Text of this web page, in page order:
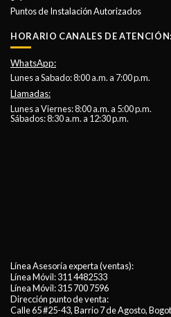
Puntos de Instalación Autorizados
HORARIO CANALES DE ATENCIÓN:
WhatsApp:
Lunes a Sabado: 8:00 a.m. a 7:00 p.m.
Llamadas:
Lunes a Viernes: 8:00 a.m. a 5:00 p.m.
Sábados: 8:30 a.m. a 12:30 p.m.
Línea Asesoría experta (ventas):
Línea Móvil:311 4482533
Línea Móvil:315 700 7596
Dirección punto de venta:
Calle 65 #25-43, Barrio 7 de Agosto,